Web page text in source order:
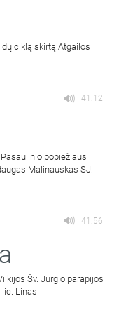
ciklą skirtą Atgailos
41:12
popiežiaus
Malinauskas SJ.
41:56
Šv. Jurgio parapijos
lic. Linas